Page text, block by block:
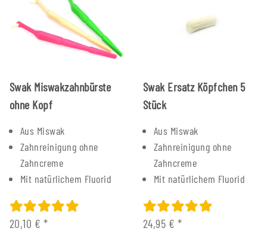
Swak Miswakzahnbürste
ohne Kopf
Aus Miswak
Zahnreinigung ohne
Zahncreme
Mit natürlichem Fluorid
20,10 € *
Swak Ersatz Köpfchen 5
Stück
Aus Miswak
Zahnreinigung ohne
Zahncreme
Mit natürlichem Fluorid
24,95 € *